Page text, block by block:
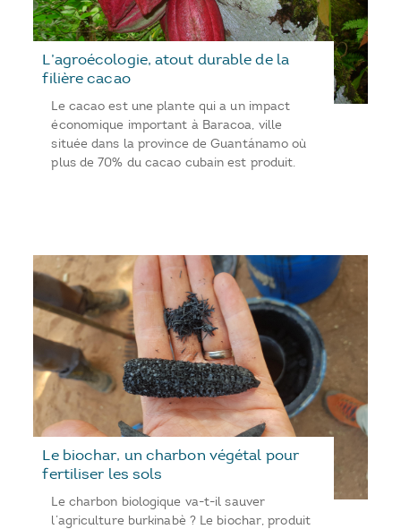
L’agroécologie, atout durable de la
filière cacao
Le cacao est une plante qui a un impact
économique important à Baracoa, ville
située dans la province de Guantánamo où
plus de 70% du cacao cubain est produit.
Le biochar, un charbon végétal pour
fertiliser les sols
Le charbon biologique va-t-il sauver
l’agriculture burkinabè ? Le biochar, produit